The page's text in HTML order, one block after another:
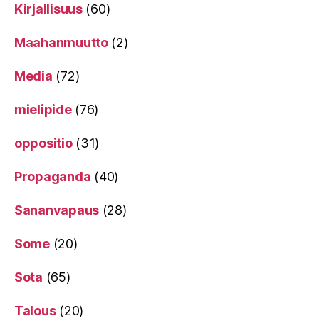
Kirjallisuus(60)
Maahanmuutto(2)
Media (72)
mielipide(76)
oppositio(31)
Propaganda (40)
Sananvapaus (28)
Some(20)
Sota (65)
Talous(20)